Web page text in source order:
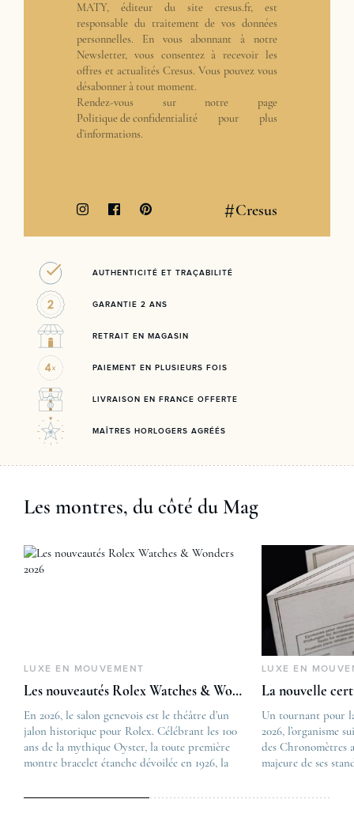
MATY, éditeur du site cresus.fr, est
responsable du traitement de vos données
personnelles. En vous abonnant à notre
Newsletter, vous consentez à recevoir les
offres et actualités Cresus. Vous pouvez vous
désabonner à tout moment.
Rendez-vous sur notre page
Politique de confidentialité pour plus
d’informations.
#Cresus
AUTHENTICITÉ ET TRAÇABILITÉ
GARANTIE 2 ANS
RETRAIT EN MAGASIN
PAIEMENT EN PLUSIEURS FOIS
LIVRAISON EN FRANCE OFFERTE
MAÎTRES HORLOGERS AGRÉÉS
Les montres, du côté du Mag
LUXE EN MOUVEMENT
Les nouveautés Rolex Watches & Wonders 2026
En 2026, le salon genevois est le théâtre d’un
jalon historique pour Rolex. Célébrant les 100
ans de la mythique Oyster, la toute première
montre bracelet étanche dévoilée en 1926, la
commémorative alliant héritage patrimonial et
The post
Les nouveautés
first appeared on
Lovetime
LUXE EN
La nouvelle
Un tournant pour
2026, l’organisme
des Chronomètres
majeure de ses
Chronometer”,